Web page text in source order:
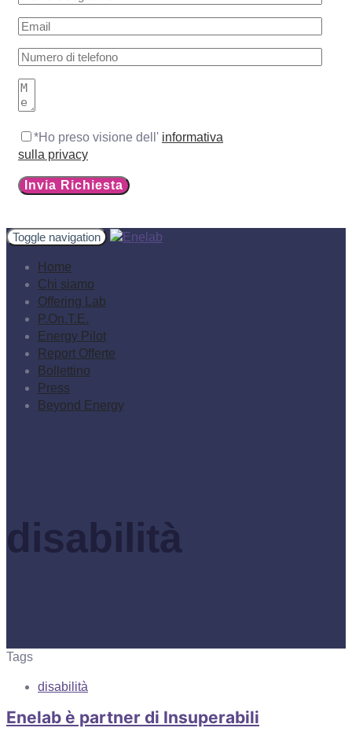
*Ho preso visione dell' informativa
sulla privacy
Toggle navigation
Home
Chi siamo
Offering Lab
P.On.T.E.
Energy Pilot
Report Offerte
Bollettino
Press
Beyond Energy
disabilità
Tags
disabilità
Enelab è partner di Insuperabili